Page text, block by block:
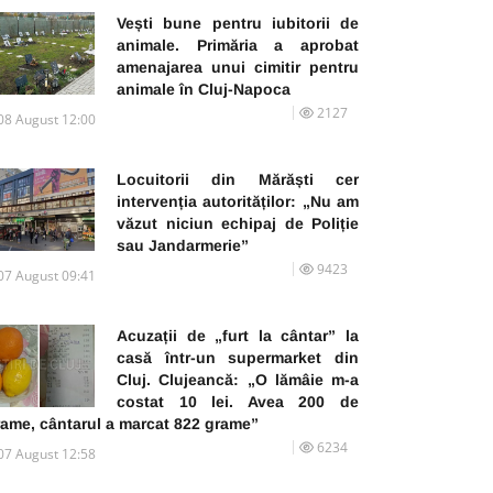
Vești bune pentru iubitorii de
animale. Primăria a aprobat
amenajarea unui cimitir pentru
animale în Cluj-Napoca
August 12:00 2127
Locuitorii din Mărăști cer
intervenția autorităților: „Nu am
văzut niciun echipaj de Poliție
sau Jandarmerie”
August 09:41 9423
Acuzații de „furt la cântar” la
casă într-un supermarket din
Cluj. Clujeancă: „O lămâie m-a
costat 10 lei. Avea 200 de
cântarul a marcat 822 grame”
August 12:58 6234